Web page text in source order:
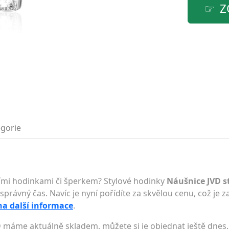
hodinkami či šperkem? Stylové hodinky Náušnice JVD
čas. Navíc je nyní pořídíte za skvělou cenu, což je
další informace.
máme aktuálně skladem, můžete si je objednat ještě